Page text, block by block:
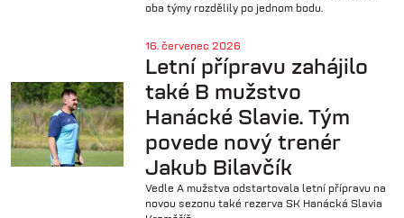
Hráči U14 (2012) odehráli v odvetě baráže o první žákovskou ligu
dramatický zápas. V penaltové loterii byla šťastnější Karviná a
odváží si postup. Podrobnosti přineseme v článku.
oba týmy rozdělily po jednom bodu.
16. červenec 2026
Letní přípravu zahájilo
také B mužstvo
Hanácké Slavie. Tým
povede nový trenér
Jakub Bilavčík
Vedle A mužstva odstartovala letní přípravu na
novou sezonu také rezerva SK Hanácká Slavia